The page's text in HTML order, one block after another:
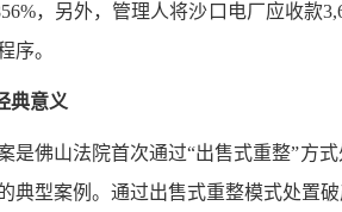
，另外，管理人将沙口电厂应收款
序。
典意义
是佛山法院首次通过“出售式重整”方
典型案例。通过出售式重整模式处置